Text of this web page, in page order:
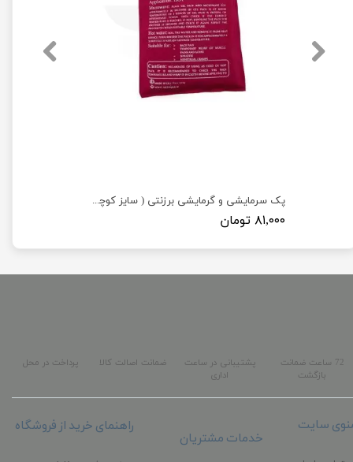
پک سرمایشی و گرمایشی برزنتی ( سایز کوچک 15×11 )
۸۱,۰۰۰ تومان
پشتیبانی در ساعت
اداری
پرداخت در محل
72 ساعت ضمانت
بازگشت
ضمانت اصالت کالا
راهنمای خرید از فروشگاه
خدمات مشتریان
سایت